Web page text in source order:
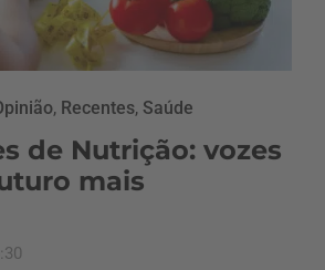
, Recentes, Saúde
de Nutrição: vozes
mais